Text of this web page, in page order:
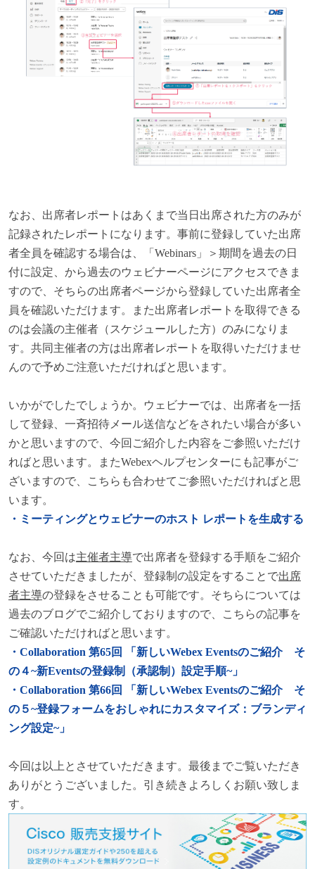
なお、出席者レポートはあくまで当日出席された方のみが
記録されたレポートになります。事前に登録していた出席
者全員を確認する場合は、「Webinars」＞期間を過去の日
付に設定、から過去のウェビナーページにアクセスできま
すので、そちらの出席者ページから登録していた出席者全
員を確認いただけます。また出席者レポートを取得できる
のは会議の主催者（スケジュールした方）のみになりま
す。共同主催者の方は出席者レポートを取得いただけませ
んので予めご注意いただければと思います。
いかがでしたでしょうか。ウェビナーでは、出席者を一括
して登録、一斉招待メール送信などをされたい場合が多い
かと思いますので、今回ご紹介した内容をご参照いただけ
ればと思います。またWebexヘルプセンターにも記事がご
ざいますので、こちらも合わせてご参照いただければと思
います。
・ミーティングとウェビナーのホスト レポートを生成する
なお、今回は主催者主導で出席者を登録する手順をご紹介
させていただきましたが、登録制の設定をすることで出席
者主導の登録をさせることも可能です。そちらについては
過去のブログでご紹介しておりますので、こちらの記事を
ご確認いただければと思います。
・Collaboration 第65回 「新しいWebex Eventsのご紹介 そ
の４~新Eventsの登録制（承認制）設定手順~」
・Collaboration 第66回 「新しいWebex Eventsのご紹介 そ
の５~登録フォームをおしゃれにカスタマイズ：ブランディ
ング設定~」
今回は以上とさせていただきます。最後までご覧いただき
ありがとうございました。引き続きよろしくお願い致しま
す。